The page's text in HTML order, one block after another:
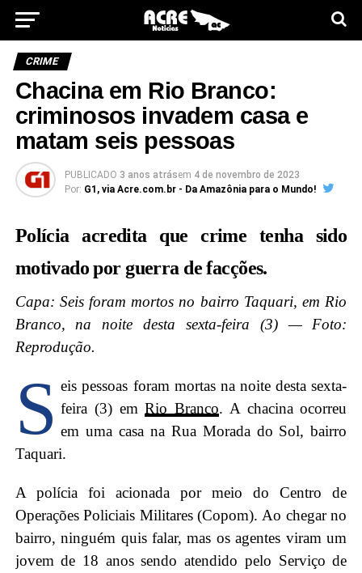
CRIME
Chacina em Rio Branco:
criminosos invadem casa e
matam seis pessoas
PUBLICADO 3 anos atrásem 4 de novembro de 2023
Por: G1, via Acre.com.br - Da Amazônia para o Mundo!
Polícia acredita que crime tenha sido
motivado por guerra de facções.
Capa: Seis foram mortos no bairro Taquari, em Rio
Branco, na noite desta sexta-feira (3) — Foto:
Reprodução.
S eis pessoas foram mortas na noite desta sexta-
feira (3) emRio Branco. A chacina ocorreu
em uma casa na Rua Morada do Sol, bairro
Taquari.
A polícia foi acionada por meio do Centro de
Operações Policiais Militares (Copom). Ao chegar no
bairro, ninguém quis falar, mas os agentes viram um
jovem de 18 anos sendo atendido pelo Serviço de